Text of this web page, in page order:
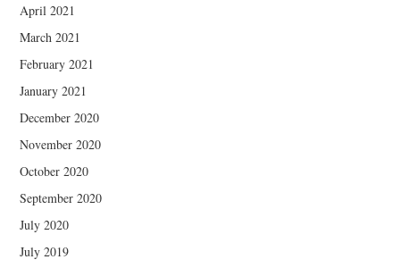
April 2021
March 2021
February 2021
January 2021
December 2020
November 2020
October 2020
September 2020
July 2020
July 2019